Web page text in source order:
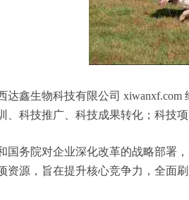
鑫生物科技有限公司
、科技推广、科技成果转化；科技
国务院对企业深化改革的战略部
资源，旨在提升核心竞争力，全面